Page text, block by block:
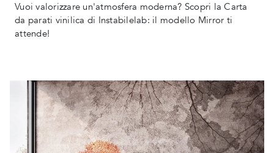
Vuoi valorizzare un'atmosfera moderna? Scopri la Carta
da parati vinilica di Instabilelab: il modello Mirror ti
attende!